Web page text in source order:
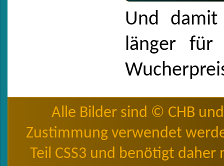
Und
länger für
Alle Bilder sind © CHB
Zustimmung verwendet
Teil CSS3 und benötigt